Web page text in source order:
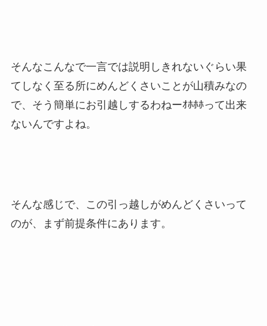
そんなこんなで一言では説明しきれないぐらい果
てしなく至る所にめんどくさいことが山積みなの
で、そう簡単にお引越しするわねーｵﾎﾎﾎって出来
ないんですよね。
そんな感じで、この引っ越しがめんどくさいって
のが、まず前提条件にあります。